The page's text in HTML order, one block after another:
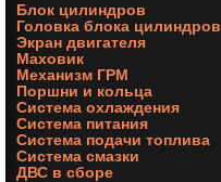
Блок цилиндров
Головка блока цилиндров
Экран двигателя
Маховик
Механизм ГРМ
Поршни и кольца
Система охлаждения
Система питания
Система подачи топлива
Система смазки
ДВС в сборе